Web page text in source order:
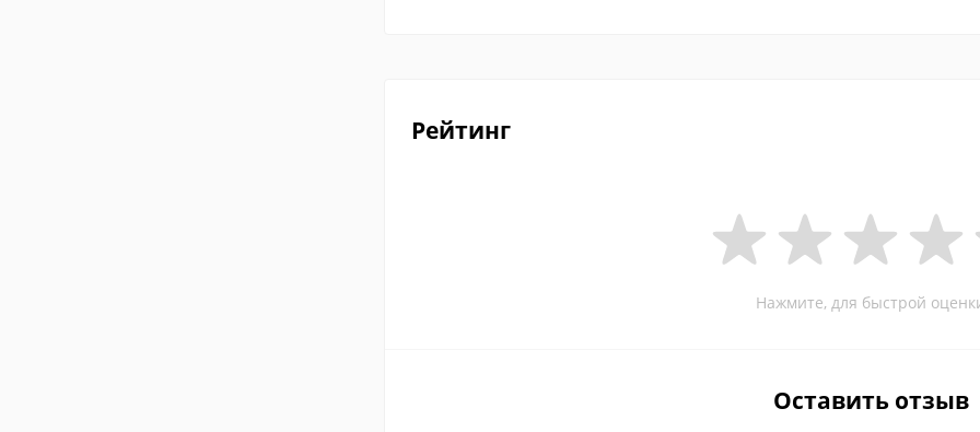
Рейтинг
Нажмите, для быстрой
Оставить отзыв